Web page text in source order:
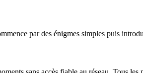
par des énigmes simples puis